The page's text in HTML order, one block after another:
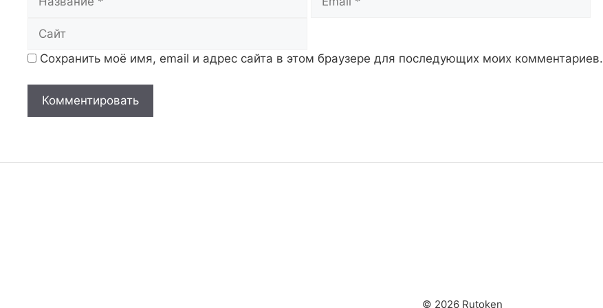
Сохранить моё имя, email и адрес сайта в этом браузере для последующих моих комментариев.
© 2026 Rutoken